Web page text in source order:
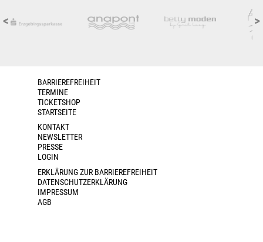
< >
BARRIEREFREIHEIT
TERMINE
TICKETSHOP
STARTSEITE
KONTAKT
NEWSLETTER
PRESSE
LOGIN
ERKLÄRUNG ZUR BARRIEREFREIHEIT
DATENSCHUTZERKLÄRUNG
IMPRESSUM
AGB